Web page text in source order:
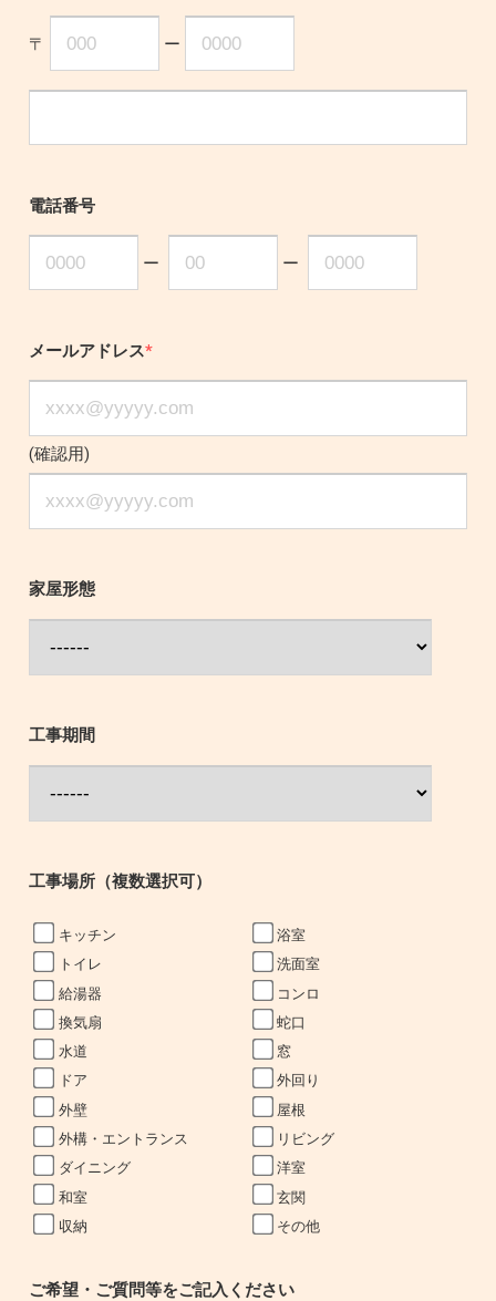
〒 ー
電話番号
ー ー
メールアドレス*
(確認用)
家屋形態
工事期間
工事場所（複数選択可）
キッチン
浴室
トイレ
洗面室
給湯器
コンロ
換気扇
蛇口
水道
窓
ドア
外回り
外壁
屋根
外構・エントランス
リビング
ダイニング
洋室
和室
玄関
収納
その他
ご希望・ご質問等をご記入ください